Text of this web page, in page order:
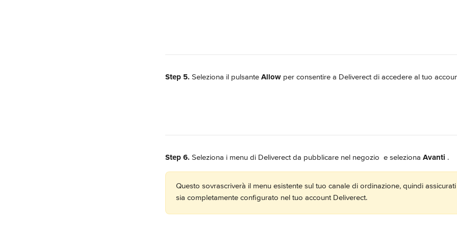
Step 5. Seleziona il pulsante Allow per consentire a Deliverect di accedere al tuo
Step 6. Seleziona i menu di Deliverect da pubblicare nel negozio e seleziona Avanti .
Questo sovrascriverà il menu esistente sul tuo canale di ordinazione, quindi
sia completamente configurato nel tuo account Deliverect.